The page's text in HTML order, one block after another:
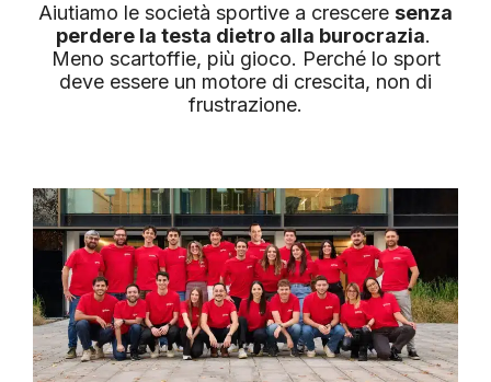
Aiutiamo le società sportive a crescere senza
perdere la testa dietro alla burocrazia.
Meno scartoffie, più gioco. Perché lo sport
deve essere un motore di crescita, non di
frustrazione.